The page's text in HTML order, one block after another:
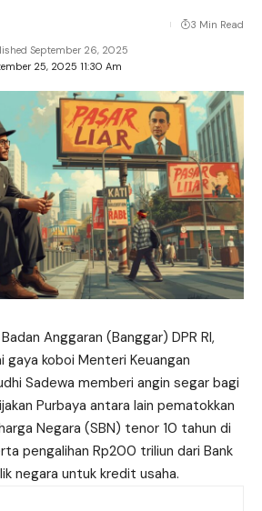
25, 2025 11:30 Am
September 26, 2025
3 Min Read
Anggaran (Banggar) DPR RI,
gaya koboi Menteri Keuangan
Sadewa memberi angin segar bagi
Purbaya antara lain pematokkan
Negara (SBN) tenor 10 tahun di
pengalihan Rp200 triliun dari Bank
negara untuk kredit usaha.